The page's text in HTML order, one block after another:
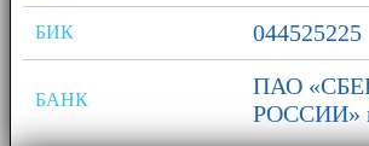
БИК 044525225
БАНК
ПАО
РОССИИ»